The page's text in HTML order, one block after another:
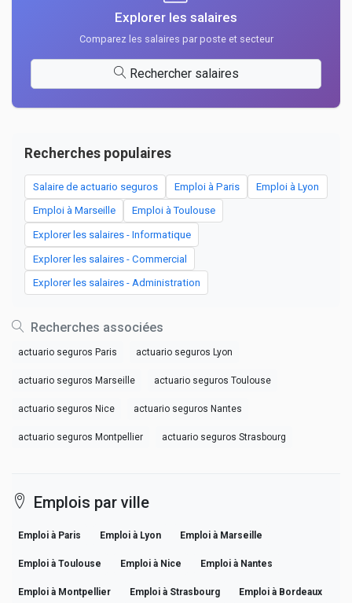
Explorer les salaires
Comparez les salaires par poste et secteur
Rechercher salaires
Recherches populaires
Salaire de actuario seguros Emploi à Paris Emploi à Lyon
Emploi à Marseille Emploi à Toulouse
Explorer les salaires - Informatique
Explorer les salaires - Commercial
Explorer les salaires - Administration
Recherches associées
actuario seguros Paris actuario seguros Lyon
actuario seguros Marseille actuario seguros Toulouse
actuario seguros Nice actuario seguros Nantes
actuario seguros Montpellier actuario seguros Strasbourg
Emplois par ville
Emploi à Paris Emploi à Lyon Emploi à Marseille
Emploi à Toulouse Emploi à Nice Emploi à Nantes
Emploi à Montpellier Emploi à Strasbourg Emploi à Bordeaux